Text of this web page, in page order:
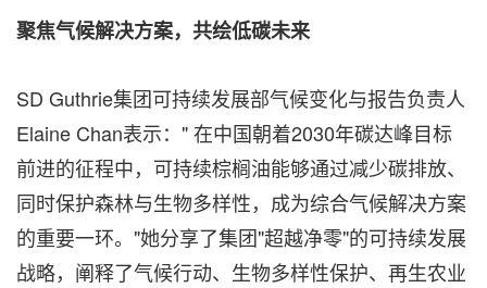
聚焦气候解决方案，共绘低碳未来‌
SD Guthrie集团可持续发展部气候变化与报告负责人
Elaine Chan表示：" 在中国朝着2030年碳达峰目标
前进的征程中，可持续棕榈油能够通过减少碳排放、
同时保护森林与生物多样性，成为综合气候解决方案
的重要一环。"她分享了集团"超越净零"的可持续发展
战略，阐释了气候行动、生物多样性保护、再生农业